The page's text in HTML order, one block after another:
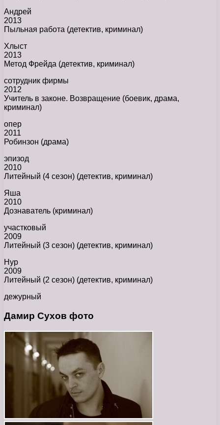
Андрей
2013
Пыльная работа (детектив, криминал)
Хлыст
2013
Метод Фрейда (детектив, криминал)
сотрудник фирмы
2012
Учитель в законе. Возвращение (боевик, драма,
криминал)
опер
2011
Робинзон (драма)
эпизод
2010
Литейный (4 сезон) (детектив, криминал)
Яша
2010
Дознаватель (криминал)
участковый
2009
Литейный (3 сезон) (детектив, криминал)
Нур
2009
Литейный (2 сезон) (детектив, криминал)
дежурный
Дамир Сухов фото